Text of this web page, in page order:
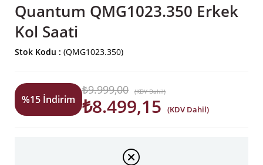
Quantum QMG1023.350 Erkek
Kol Saati
Stok Kodu (QMG1023.350)
%15 İndirim
₺9.999,00 (KDV Dahil)
₺8.499,15 (KDV Dahil)